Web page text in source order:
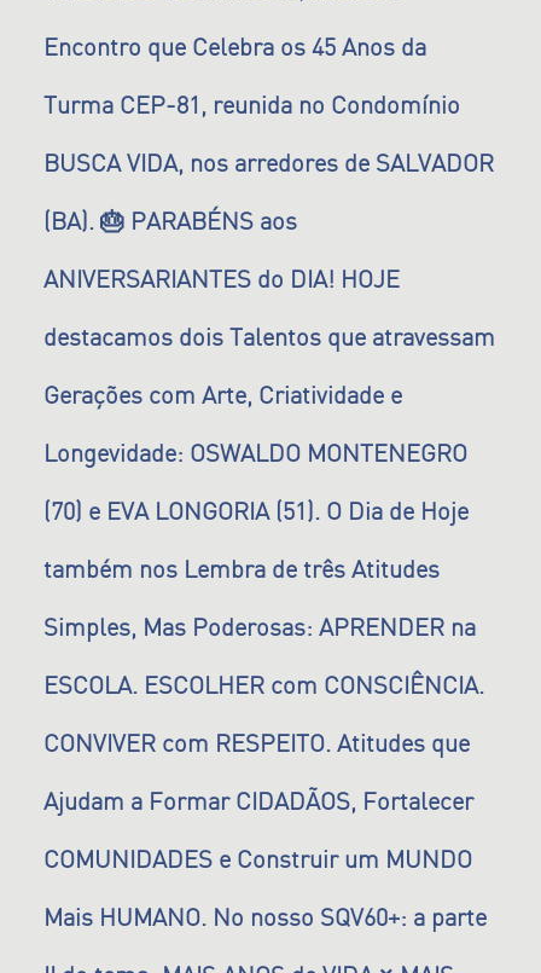
Encontro que Celebra os 45 Anos da
Turma CEP-81, reunida no Condomínio
BUSCA VIDA, nos arredores de SALVADOR
(BA). 🎂 PARABÉNS aos
ANIVERSARIANTES do DIA! HOJE
destacamos dois Talentos que atravessam
Gerações com Arte, Criatividade e
Longevidade: OSWALDO MONTENEGRO
(70) e EVA LONGORIA (51). O Dia de Hoje
também nos Lembra de três Atitudes
Simples, Mas Poderosas: APRENDER na
ESCOLA. ESCOLHER com CONSCIÊNCIA.
CONVIVER com RESPEITO. Atitudes que
Ajudam a Formar CIDADÃOS, Fortalecer
COMUNIDADES e Construir um MUNDO
Mais HUMANO. No nosso SQV60+: a parte